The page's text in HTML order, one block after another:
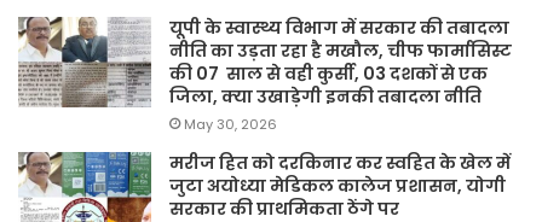
यूपी के स्वास्थ्य विभाग में सरकार की तबादला
नीति का उड़ता रहा है मखौल, चीफ फार्मासिस्ट
की 07 साल से वही कुर्सी, 03 दशकों से एक
जिला, क्या उखाड़ेगी इनकी तबादला नीति
May 30, 2026
मरीज हित को दरकिनार कर स्वहित के खेल में
जुटा अयोध्या मेडिकल कालेज प्रशासन, योगी
सरकार की प्राथमिकता ठेंगे पर